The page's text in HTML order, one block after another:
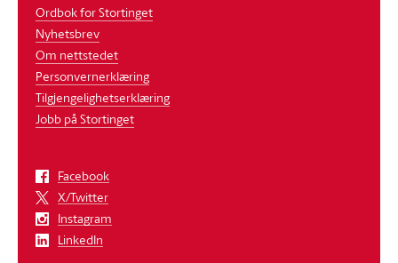
Ordbok for Stortinget
Nyhetsbrev
Om nettstedet
Personvernerklæring
Tilgjengelighetserklæring
Jobb på Stortinget
Facebook
X/Twitter
Instagram
LinkedIn